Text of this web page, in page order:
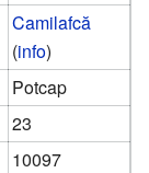
Camilafcă
(info)
Potcap
23
10097